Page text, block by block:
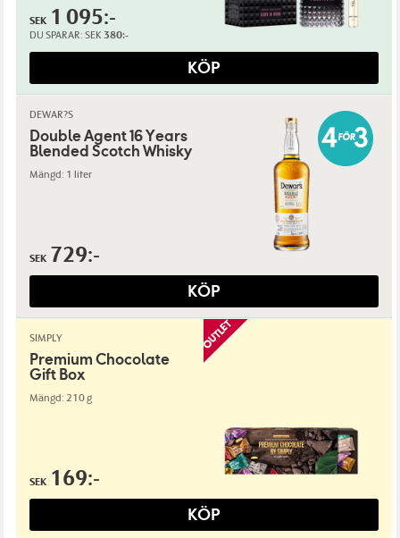
SEK 1 095:-
DU SPARAR: SEK 380:-
KÖP
DEWAR?S
Double Agent 16 Years
Blended Scotch Whisky
Mängd: 1 liter
SEK 729:-
KÖP
SIMPLY
Premium Chocolate
Gift Box
Mängd: 210 g
SEK 169:-
KÖP